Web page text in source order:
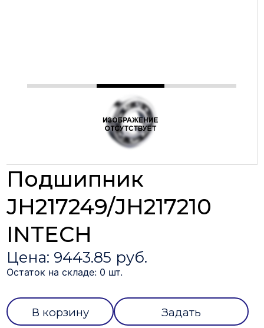
Подшипник
JH217249/JH217210
INTECH
Цена: 9443.85 руб.
Остаток на складе: 0 шт.
В корзину
Задать